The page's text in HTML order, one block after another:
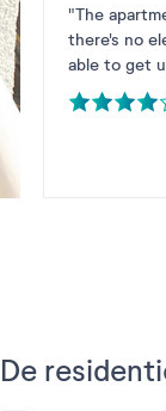
"The
there's no
able to get
De